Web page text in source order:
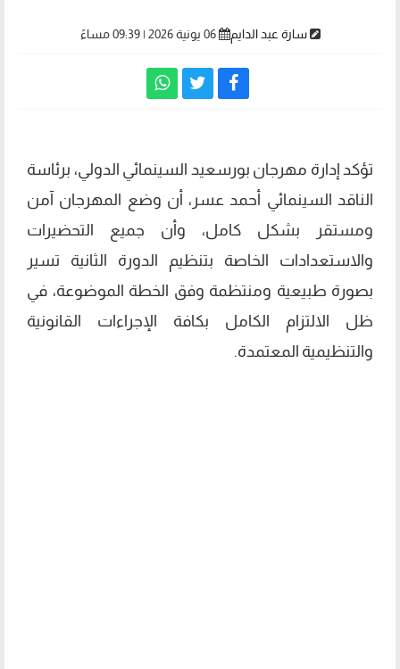
سارة عبد الدايم 06 يونية 2026 | 09:39 مساءً
تؤكد إدارة مهرجان بورسعيد السينمائي الدولي، برئاسة
الناقد السينمائي أحمد عسر، أن وضع المهرجان آمن
ومستقر بشكل كامل، وأن جميع التحضيرات
والاستعدادات الخاصة بتنظيم الدورة الثانية تسير
بصورة طبيعية ومنتظمة وفق الخطة الموضوعة، في
ظل الالتزام الكامل بكافة الإجراءات القانونية
والتنظيمية المعتمدة.